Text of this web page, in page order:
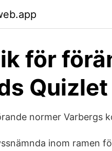
för
Quizlet
normer Varbergs
inom ramen